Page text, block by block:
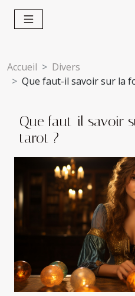
Accueil
Divers
Que faut-il savoir sur la
Que faut-il savoir
tarot ?